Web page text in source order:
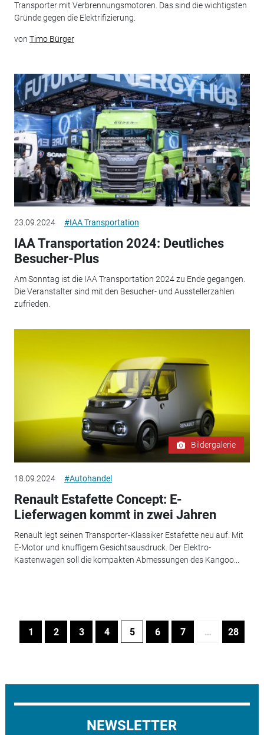
Transporter mit Verbrennungsmotoren. Das sind die wichtigsten
Gründe gegen die Elektrifizierung.
von Timo Bürger
23.09.2024 #IAA Transportation
IAA Transportation 2024: Deutliches
Besucher-Plus
Am Sonntag ist die IAA Transportation 2024 zu Ende gegangen.
Die Veranstalter sind mit den Besucher- und Ausstellerzahlen
zufrieden.
Bildergalerie
18.09.2024 #Autohandel
Renault Estafette Concept: E-
Lieferwagen kommt in zwei Jahren
Renault legt seinen Transporter-Klassiker Estafette neu auf. Mit
E-Motor und knuffigem Gesichtsausdruck. Der Elektro-
Kastenwagen soll die kompakten Abmessungen des Kangoo...
1 2 3 4 5 6 7 … 28
NEWSLETTER